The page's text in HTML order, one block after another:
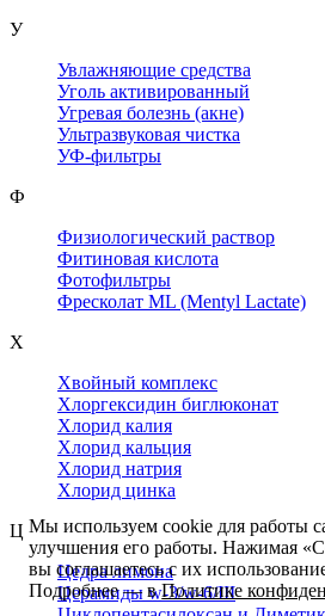
У
Увлажняющие средства
Уголь активированный
Угревая болезнь (акне)
Ультразвуковая чистка
УФ-фильтры
Ф
Физиологический раствор
Фитиновая кислота
Фотофильтры
Фресколат ML (Mentyl Lactate)
Х
Хвойный комплекс
Хлоргексидин биглюконат
Хлорид калия
Хлорид кальция
Хлорид натрия
Хлорид цинка
Ц
Цедра лимона
Церамиды w-3/w-6/III
Мы используем cookie для работы
улучшения его работы. Нажимая
вы соглашаетесь с их
Подробнее — вПолитике